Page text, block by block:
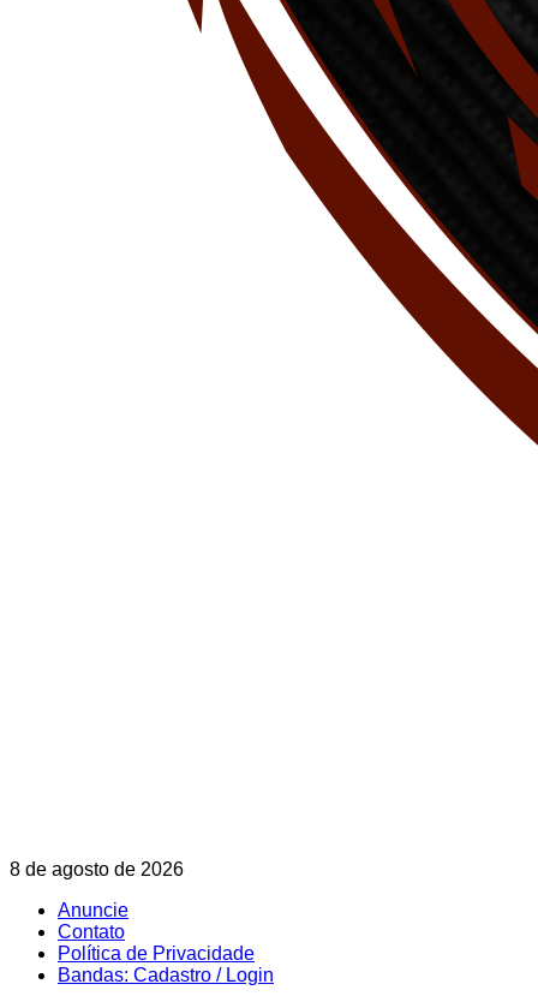
Skip
content
8 de agosto de 2026
Anuncie
Contato
Política de Privacidade
Bandas: Cadastro / Login